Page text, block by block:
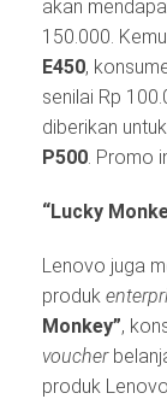
akan
150.000.
E450,
senilai Rp
diberikan
P500 . Promo
“Lucky
Lenovo juga
produk
Monkey”,
voucher
produk